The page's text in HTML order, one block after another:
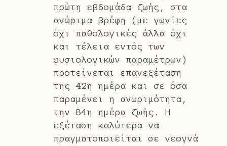
πρώτη εβδομάδα ζωής, στα
ανώριμα βρέφη (με γωνίες
όχι παθολογικές άλλα όχι
και τέλεια εντός των
φυσιολογικών παραμέτρων)
προτείνεται επανεξέταση
της 42η ημέρα και σε όσα
παραμένει η ανωριμότητα,
την 84η ημέρα ζωής. Η
εξέταση καλύτερα να
πραγματοποιείται σε νεογνά